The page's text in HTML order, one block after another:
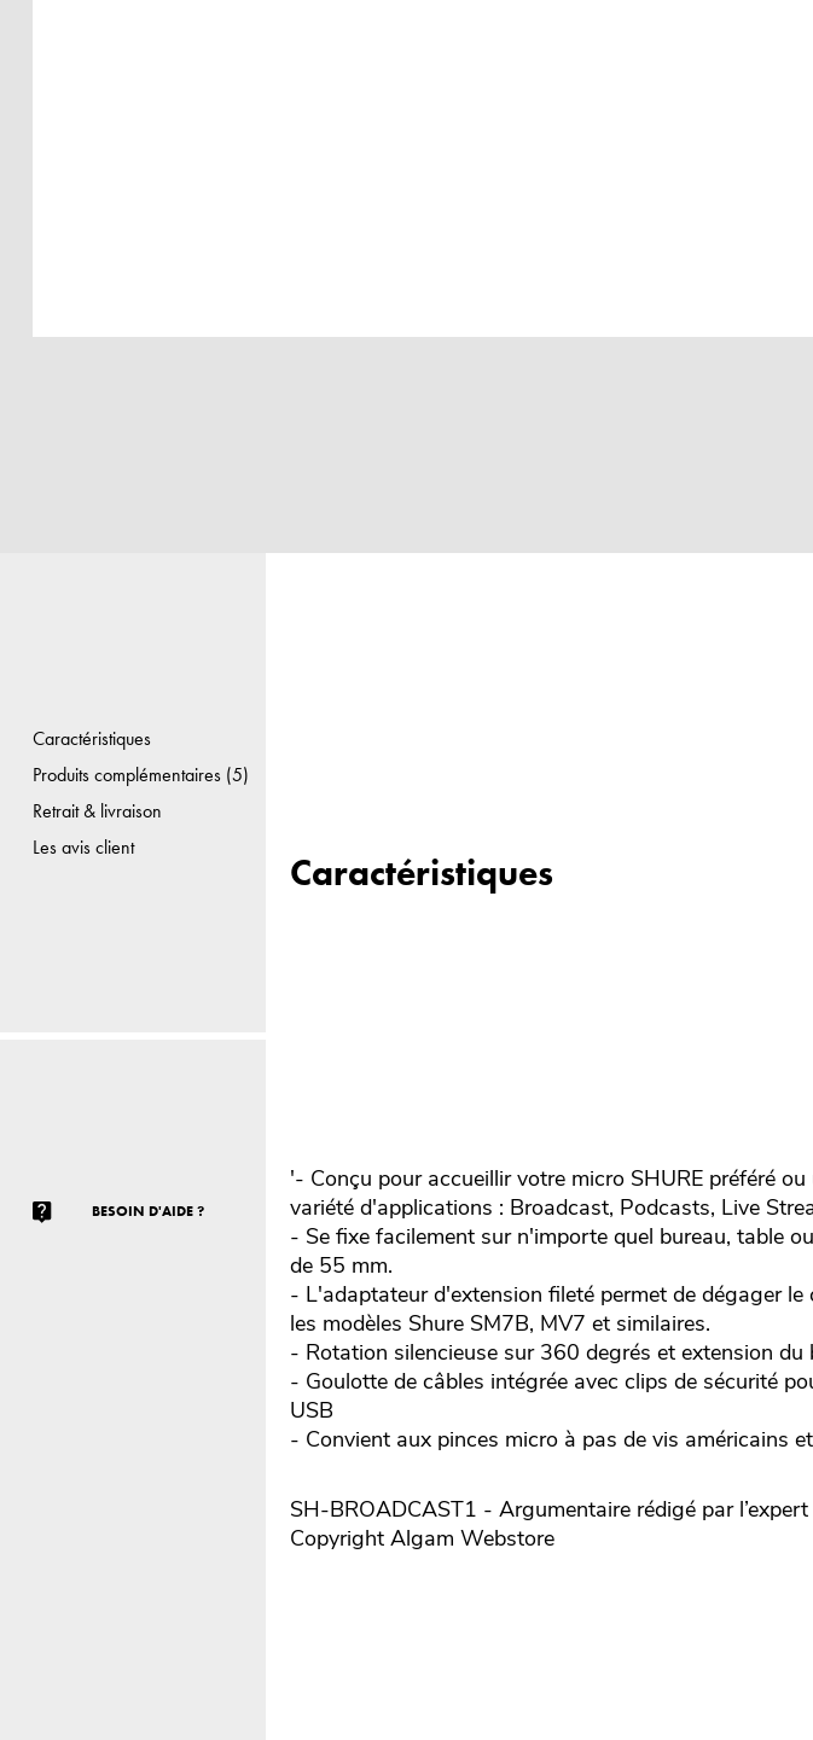
Caractéristiques
Produits complémentaires (5)
Retrait & livraison
Les avis client
BESOIN D'AIDE ?
Caractéristiques
'- Conçu pour accueillir votre micro SHURE préféré
variété d'applications : Broadcast, Podcasts, Live
- Se fixe facilement sur n'importe quel bureau, table
de 55 mm.
- L'adaptateur d'extension fileté permet de dégager
les modèles Shure SM7B, MV7 et similaires.
- Rotation silencieuse sur 360 degrés et extension
- Goulotte de câbles intégrée avec clips de sécurité
USB
- Convient aux pinces micro à pas de vis américains
SH-BROADCAST1 - Argumentaire rédigé par l’expert
Copyright Algam Webstore